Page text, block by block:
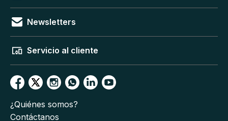
Newsletters
Servicio al cliente
¿Quiénes somos?
Contáctanos